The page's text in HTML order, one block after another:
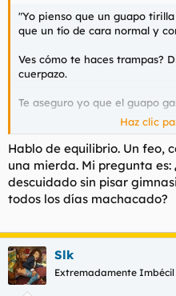
"Yo pienso que un guapo
que un tío de cara normal y
Ves cómo te haces trampas?
cuerpazo.
Te aseguro yo que el guapo
Yo experimento un montón
ligoteo.
Estuve mucho tiempo usando
jodidamente entrenado y
piñón. Una pasada.
No es aquello de enviar tres
Estuve estudiando mucho,
yo sabía que no iba a gustar
pero es que no se comía casi
Haz clic
Hablo de equilibrio. Un feo,
una mierda. Mi pregunta es:
descuidado sin pisar
todos los días machacado?
Slk
Extremadamente Imbécil